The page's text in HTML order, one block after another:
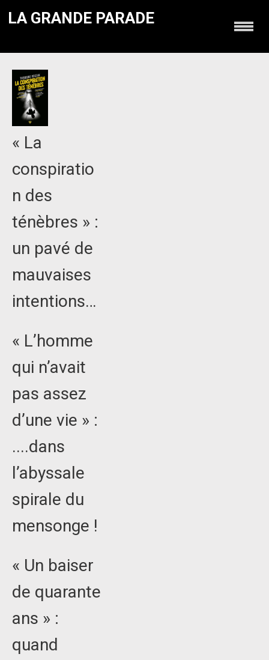
LA GRANDE PARADE
« La
conspiratio
n des
ténèbres » :
un pavé de
mauvaises
intentions…
« L’homme
qui n’avait
pas assez
d’une vie » :
....dans
l’abyssale
spirale du
mensonge !
« Un baiser
de quarante
ans » :
quand